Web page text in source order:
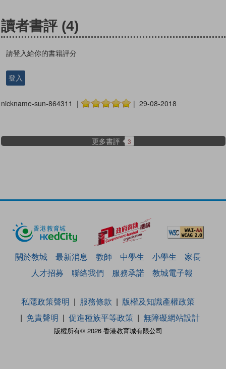
讀者書評 (4)
請登入給你的書籍評分
登入
nickname-sun-864311 | | 29-08-2018
更多書評 3
關於教城 最新消息 教師 中學生 小學生
家長
人才招募
聯絡我們 服務承諾 教城電子報
版權所有© 2026 香港教育城有限公司
私隱政策聲明 服務條款
版權及知識產權政策
免責聲明
促進種族平等政策 無障礙網站設計